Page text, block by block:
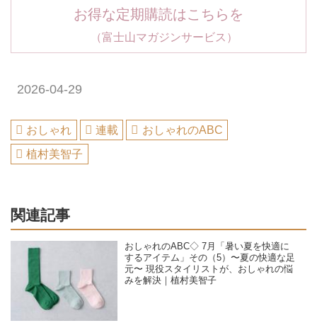
お得な定期購読はこちらを
（富士山マガジンサービス）
2026-04-29
おしゃれ 連載
おしゃれのABC
植村美智子
関連記事
おしゃれのABC◇ 7月「暑い夏を快適に
するアイテム」その（5）〜夏の快適な足
元〜 現役スタイリストが、おしゃれの悩
みを解決｜植村美智子